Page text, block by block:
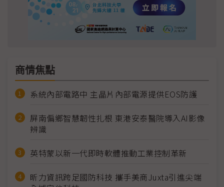
商情焦點
系統內部電路中 主晶片內部電源提供EOS防護
屏南偏鄉智慧韌性扎根 東港安泰醫院導入AI影像
辨識
英特蒙以新一代即時軟體推動工業控制革新
昕力資訊跨足國防科技 攜手美商Juxta引進尖端